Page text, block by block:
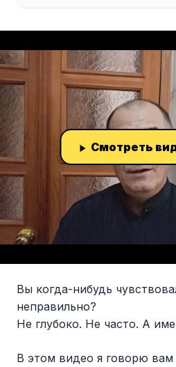
Смотреть
Вы когда-нибудь
неправильно?
Не глубоко. Не часто. А
В этом видео я говорю